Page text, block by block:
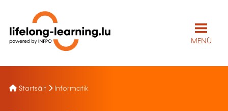
MENÜ
Startsäit Informatik